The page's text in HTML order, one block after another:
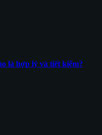
là hợp lý và tiết kiệm?